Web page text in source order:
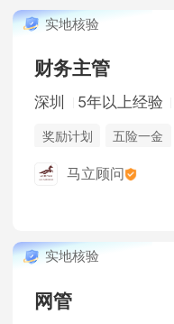
实地核验
财务主管
深圳 5年以上经验
奖励计划 五险一金
休假制度
马立顾问
实地核验
网管